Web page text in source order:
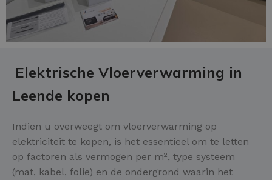
Elektrische Vloerverwarming in
Leende kopen
Indien u overweegt om vloerverwarming op
elektriciteit te kopen, is het essentieel om te letten
op factoren als vermogen per m², type systeem
(mat, kabel, folie) en de ondergrond waarin het